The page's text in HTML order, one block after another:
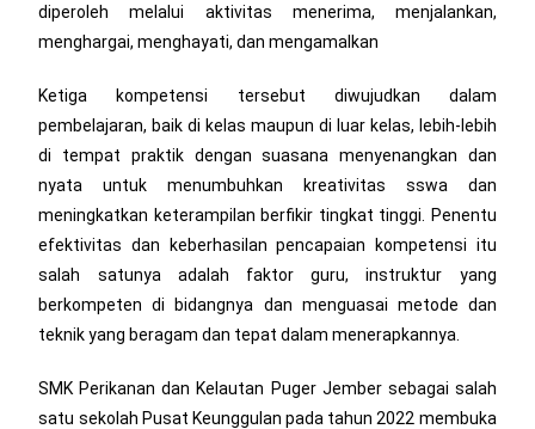
diperoleh melalui aktivitas menerima, menjalankan,
menghargai, menghayati, dan mengamalkan
Ketiga kompetensi tersebut diwujudkan dalam
pembelajaran, baik di kelas maupun di luar kelas, lebih-lebih
di tempat praktik dengan suasana menyenangkan dan
nyata untuk menumbuhkan kreativitas sswa dan
meningkatkan keterampilan berfikir tingkat tinggi. Penentu
efektivitas dan keberhasilan pencapaian kompetensi itu
salah satunya adalah faktor guru, instruktur yang
berkompeten di bidangnya dan menguasai metode dan
teknik yang beragam dan tepat dalam menerapkannya.
SMK Perikanan dan Kelautan Puger Jember sebagai salah
satu sekolah Pusat Keunggulan pada tahun 2022 membuka